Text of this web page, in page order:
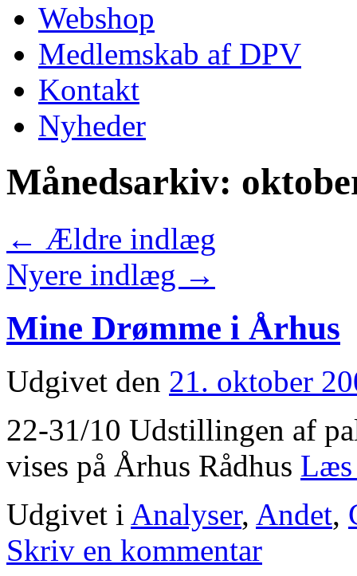
Webshop
Medlemskab af DPV
Kontakt
Nyheder
Månedsarkiv:
← Ældre indlæg
Nyere indlæg →
Mine Drømme i Århus
Udgivet den 21. oktober
22-31/10 Udstillingen af
vises på Århus Rådhus
Udgivet i Analyser, Andet,
Skriv en kommentar